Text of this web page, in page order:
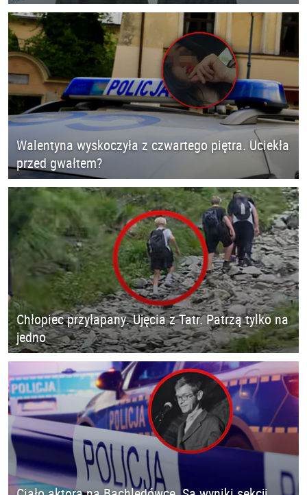
Walentyna wyskoczyła z czwartego piętra. Uciekła
przed gwałtem?
Chłopiec przyłapany. Ujęcia z Tatr. Patrzą tylko na
jedno